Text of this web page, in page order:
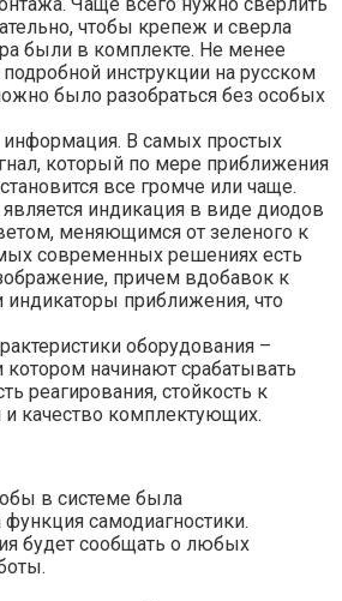
чтобы крепеж и сверла
были в комплекте. Не менее
инструкции на русском
было разобраться без особых
информация. В самых простых
который по мере приближения
все громче или чаще.
индикация в виде диодов
меняющимся от зеленого к
современных решениях есть
причем вдобавок к
индикаторы приближения, что
оборудования –
котором начинают срабатывать
реагирования, стойкость к
качество комплектующих.
в системе была
самодиагностики.
будет сообщать о любых